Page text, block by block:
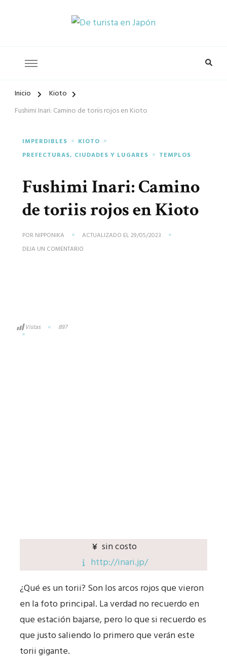
De turista
en Japón
Inicio
Kioto
Fushimi Inari: Camino de toriis rojos en Kioto
IMPERDIBLES
KIOTO
PREFECTURAS, CIUDADES Y LUGARES
TEMPLOS
Fushimi Inari: Camino
de toriis rojos en Kioto
POR NIPPONIKA ACTUALIZADO EL29/05/2023
DEJA UN COMENTARIO
Vistas 897
sin costo
http://inari.jp/
¿Qué es un torii? Son los arcos rojos que vieron
en la foto principal. La verdad no recuerdo en
que estación bajarse, pero lo que si recuerdo es
que justo saliendo lo primero que verán este
torii gigante.